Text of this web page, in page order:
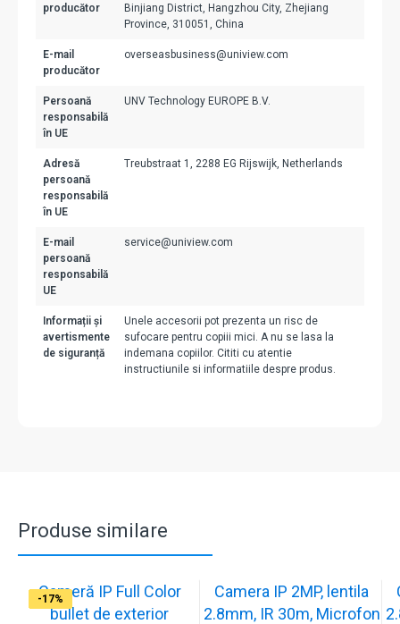
producător
Binjiang District, Hangzhou City, Zhejiang
Province, 310051, China
E-mail
producător
overseasbusiness@uniview.com
Persoană
responsabilă
în UE
UNV Technology EUROPE B.V.
Adresă
persoană
responsabilă
în UE
Treubstraat 1, 2288 EG Rijswijk, Netherlands
E-mail
persoană
responsabilă
UE
service@uniview.com
Informații și
avertismente
de siguranță
Unele accesorii pot prezenta un risc de
sufocare pentru copiii mici. A nu se lasa la
indemana copiilor. Cititi cu atentie
instructiunile si informatiile despre produs.
Produse similare
-13%
Cameră IP Full Color
bullet de exterior
-17%
Camera IP 2MP, lentila
2.8mm, IR 30m, Microfon
-17%
-17%
-17%
-17%
-17%
-17%
-17%
-17%